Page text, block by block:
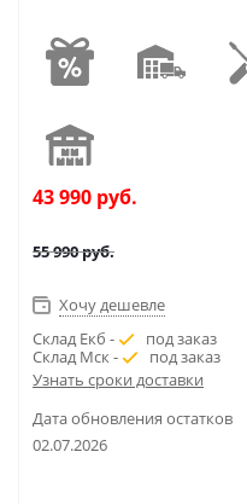
43 990 руб.
55 990руб.
Хочу дешевле
Склад Екб -
под заказ
Склад Мск -
под заказ
Узнать сроки доставки
Дата обновления остатков
02.07.2026